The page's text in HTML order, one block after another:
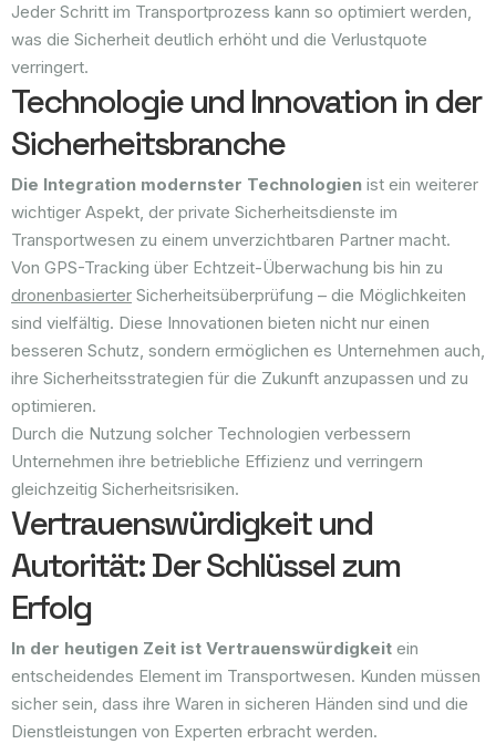
Jeder Schritt im Transportprozess kann so optimiert werden,
was die Sicherheit deutlich erhöht und die Verlustquote
verringert.
Technologie und Innovation in der
Sicherheitsbranche
Die Integration modernster Technologien ist ein weiterer
wichtiger Aspekt, der private Sicherheitsdienste im
Transportwesen zu einem unverzichtbaren Partner macht.
Von GPS-Tracking über Echtzeit-Überwachung bis hin zu
dronenbasierter Sicherheitsüberprüfung – die Möglichkeiten
sind vielfältig. Diese Innovationen bieten nicht nur einen
besseren Schutz, sondern ermöglichen es Unternehmen auch,
ihre Sicherheitsstrategien für die Zukunft anzupassen und zu
optimieren.
Durch die Nutzung solcher Technologien verbessern
Unternehmen ihre betriebliche Effizienz und verringern
gleichzeitig Sicherheitsrisiken.
Vertrauenswürdigkeit und
Autorität: Der Schlüssel zum
Erfolg
In der heutigen Zeit ist Vertrauenswürdigkeit ein
entscheidendes Element im Transportwesen. Kunden müssen
sicher sein, dass ihre Waren in sicheren Händen sind und die
Dienstleistungen von Experten erbracht werden.